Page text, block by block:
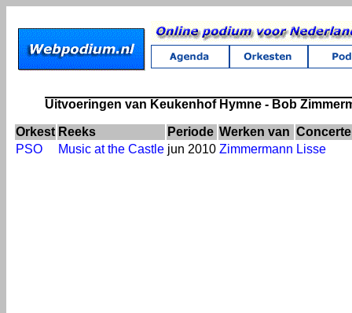
Uitvoeringen van Keukenhof Hymne - Bob
Orkest Reeks Periode Werken van
PSO
Music at the Castle jun 2010 Zimmermann Lisse